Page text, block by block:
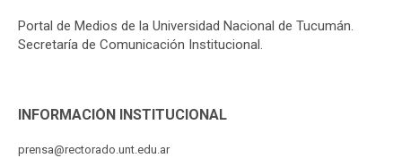
Portal de Medios de la Universidad Nacional de Tucumán.
Secretaría de Comunicación Institucional.
INFORMACIÓN INSTITUCIONAL
prensa@rectorado.unt.edu.ar